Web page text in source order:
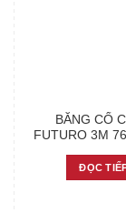
BĂNG CỔ
FUTURO 3M
ĐỌC